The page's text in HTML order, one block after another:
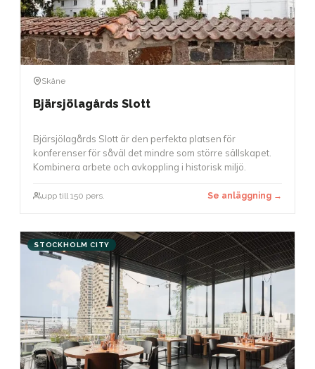
Skåne
Bjärsjölagårds Slott
Bjärsjölagårds Slott är den perfekta platsen för
konferenser för såväl det mindre som större sällskapet.
Kombinera arbete och avkoppling i historisk miljö.
upp till 150 pers. Se anläggning →
STOCKHOLM CITY